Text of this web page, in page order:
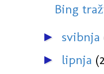
Bing
► svibnja
► lipnja